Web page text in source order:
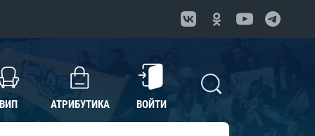
ВИП АТРИБУТИКА ВОЙТИ